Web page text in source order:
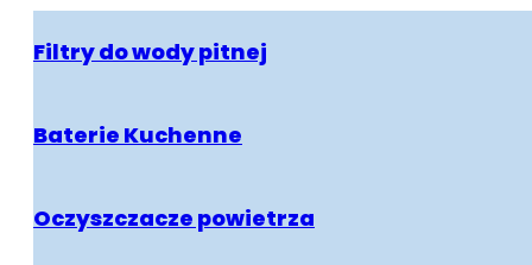
Filtry do wody pitnej
Baterie Kuchenne
Oczyszczacze powietrza